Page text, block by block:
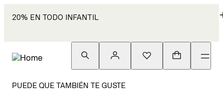
20% EN TODO INFANTIL
PUEDE QUE TAMBIÉN TE GUSTE